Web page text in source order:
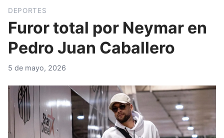
DEPORTES
Furor total por Neymar en
Pedro Juan Caballero
5 de mayo, 2026